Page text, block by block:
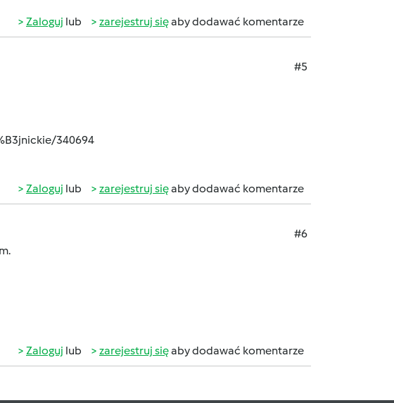
Zaloguj lub zarejestruj sięaby dodawać komentarze
#5
340694
Zaloguj lub zarejestruj sięaby dodawać komentarze
#6
Zaloguj lub zarejestruj sięaby dodawać komentarze